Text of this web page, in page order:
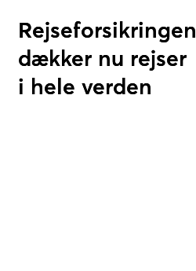
Rejseforsikringen
dækker nu rejser
i hele verden